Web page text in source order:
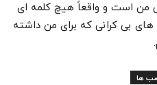
من است و واقعاً هیچ کلمه ای
های بی کرانی که برای من داشته
ها